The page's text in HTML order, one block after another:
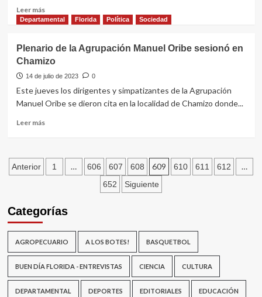
vida
Leer másLeer
más
presentó
a
los
inspectores
Departamental Florida Política Sociedad
Plenario de la Agrupación Manuel Oribe sesionó en
Chamizo
14 de julio de 2023 0
Este jueves los dirigentes y simpatizantes de la Agrupación
Manuel Oribe se dieron cita en la localidad de Chamizo donde...
Leer másLeer
la
Oribe
en
Chamizo
Paginación
entradas
Anterior 1 … 606 607 608 609 610 611 612 …
652 Siguiente
Categorías
AGROPECUARIO A LOS BOTES! BASQUETBOL
BUEN DÍA FLORIDA - ENTREVISTAS CIENCIA CULTURA
DEPARTAMENTAL DEPORTES EDITORIALES EDUCACIÓN